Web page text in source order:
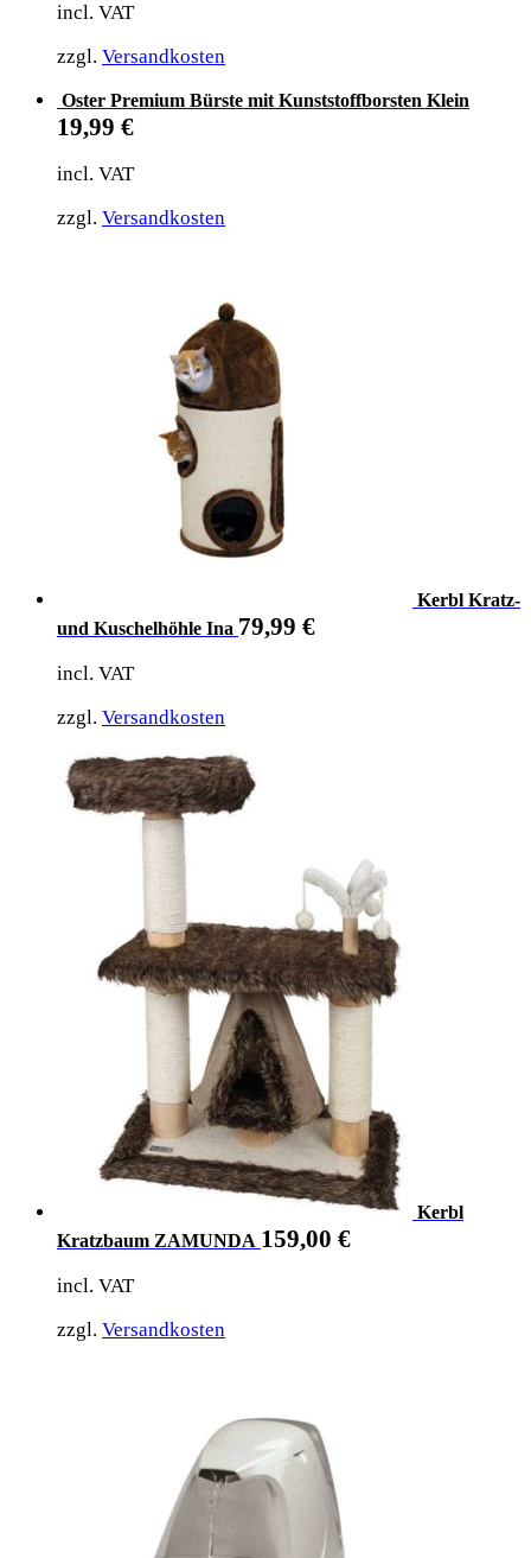
incl. VAT
zzgl. Versandkosten
Oster Premium Bürste mit Kunststoffborsten Klein
19,99 €
incl. VAT
zzgl. Versandkosten
Kerbl Kratz-
und Kuschelhöhle Ina 79,99 €
incl. VAT
zzgl. Versandkosten
Kerbl
Kratzbaum ZAMUNDA 159,00 €
incl. VAT
zzgl. Versandkosten